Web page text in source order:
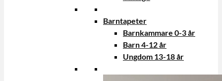
Barntapeter
Barnkammare 0-3 år
Barn 4-12 år
Ungdom 13-18 år